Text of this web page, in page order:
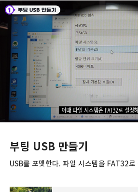
부팅 USB 만들기
USB를 포맷한다. 파일 시스템을 FAT32로